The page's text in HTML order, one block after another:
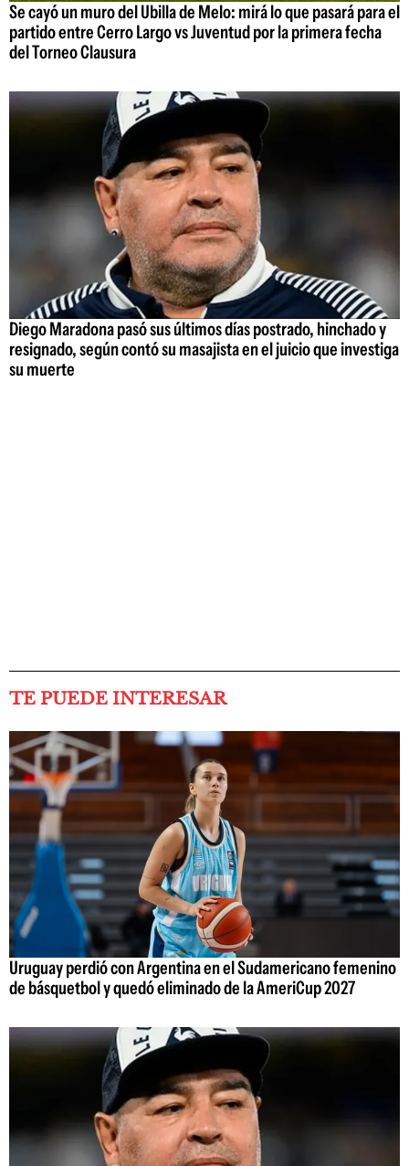
Se cayó un muro del Ubilla de Melo: mirá lo que pasará para el
partido entre Cerro Largo vs Juventud por la primera fecha
del Torneo Clausura
Diego Maradona pasó sus últimos días postrado, hinchado y
resignado, según contó su masajista en el juicio que investiga
su muerte
TE PUEDE INTERESAR
Uruguay perdió con Argentina en el Sudamericano femenino
de básquetbol y quedó eliminado de la AmeriCup 2027